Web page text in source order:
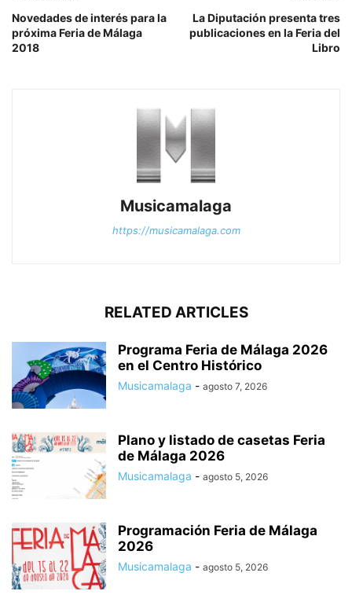
Novedades de interés para la
próxima Feria de Málaga
2018
La Diputación presenta tres
publicaciones en la Feria del
Libro
Musicamalaga
https://musicamalaga.com
RELATED ARTICLES
Programa Feria de Málaga 2026
en el Centro Histórico
Musicamalaga - agosto 7, 2026
Plano y listado de casetas Feria
de Málaga 2026
Musicamalaga - agosto 5, 2026
Programación Feria de Málaga
2026
Musicamalaga - agosto 5, 2026